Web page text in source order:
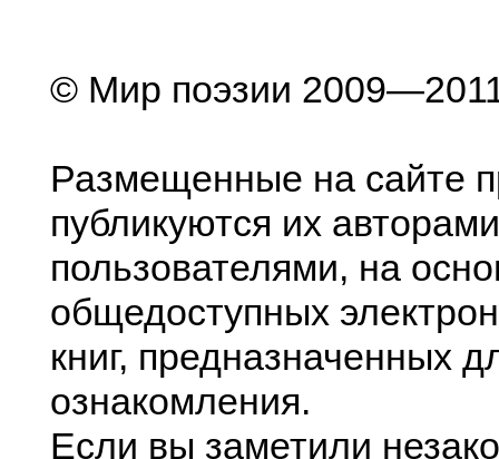
© Мир поэзии
Размещенные на сайте
публикуются их
пользователями, на
общедоступных
книг, предназначенных
ознакомления.
Если вы заметили